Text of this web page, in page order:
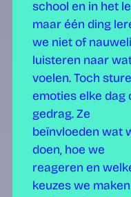
school en in het
maar één ding
we niet of
luisteren naar
voelen. Toch
emoties elke dag
gedrag. Ze
beïnvloeden wat
doen, hoe we
reageren en
keuzes we